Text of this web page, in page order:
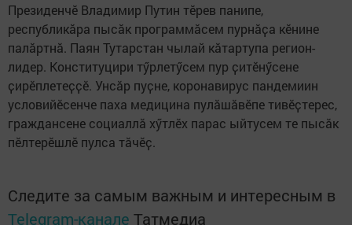
Президенчӗ Владимир Путин тӗрев панипе,
республикӑра пысăк программӑсем пурнӑҫа кӗнине
палӑртнӑ. Паян Тутарстан чылай кӑтартупа регион-
лидер. Конституцири тӳрлетӳсем пур ҫитӗнӳсене
ҫирӗплетеҫҫӗ. Унсӑр пуҫне, коронавирус пандемиин
условийӗсенче паха медицина пулӑшӑвӗпе тивӗҫтерес,
граждансене социаллӑ хӳтлӗх парас ыйтусем те пысӑк
пӗлтерӗшлӗ пулса тӑчӗҫ.
Следите за самым важным и интересным в
Telegram-канале Татмедиа